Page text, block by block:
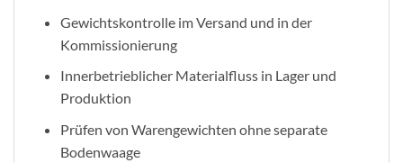
Gewichtskontrolle im Versand und in der
Kommissionierung
Innerbetrieblicher Materialfluss in Lager und
Produktion
Prüfen von Warengewichten ohne separate
Bodenwaage